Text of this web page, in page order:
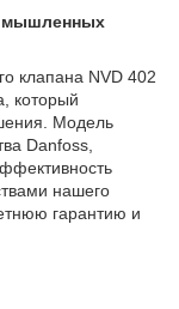
клапана NVD 402
который
Модель
Danfoss,
нашего
гарантию и